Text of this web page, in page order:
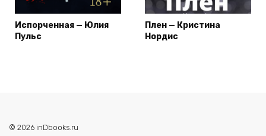
Испорченная — Юлия
Пульс
Плен — Кристина
Нордис
© 2026 inDbooks.ru